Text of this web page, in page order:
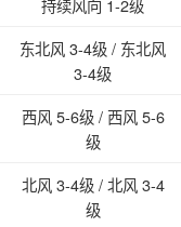
东北风 3-4级 / 东北风
3-4级
西风 5-6级 / 西风 5-6
级
北风 3-4级 / 北风 3-4
级